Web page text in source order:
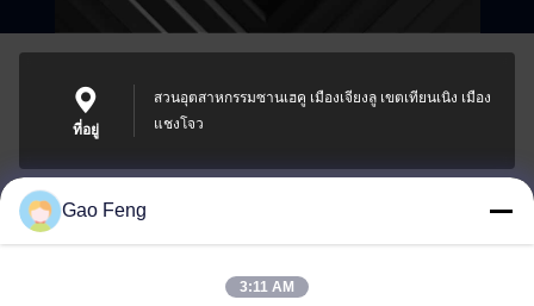
ที่อยู่
สวนอุตสาหกรรมซานเฮคู เมืองเจียงลู เขตเทียนเนิง เมือง
แชงโจว
suli@sulidry.com
Gao Feng
3:11 AM